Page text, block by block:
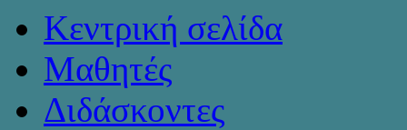
Κεντρική σελίδα
Μαθητές
Διδάσκοντες